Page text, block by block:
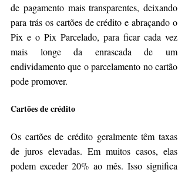
de pagamento mais transparentes, deixando
para trás os cartões de crédito e abraçando o
Pix e o Pix Parcelado, para ficar cada vez
mais longe da enrascada de um
endividamento que o parcelamento no cartão
pode promover.
Cartões de crédito
Os cartões de crédito geralmente têm taxas
de juros elevadas. Em muitos casos, elas
podem exceder 20% ao mês. Isso significa